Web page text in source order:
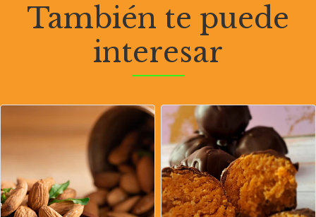
También te puede
interesar